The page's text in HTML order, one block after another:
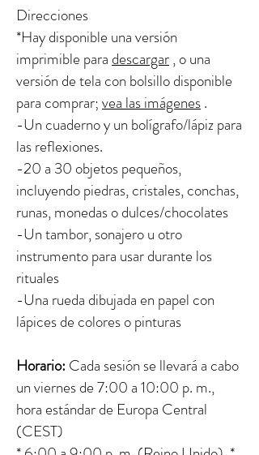
Direcciones
*Hay disponible una versión
imprimible para descargar, o una
versión de tela con bolsillo disponible
para comprar;vea las imágenes.
-Un cuaderno y un bolígrafo/lápiz para
las reflexiones.
-20 a 30 objetos pequeños,
incluyendo piedras, cristales, conchas,
runas, monedas o dulces/chocolates
-Un tambor, sonajero u otro
instrumento para usar durante los
rituales
-Una rueda dibujada en papel con
lápices de colores o pinturas
Horario: Cada sesión se llevará a cabo
un viernes de 7:00 a 10:00 p. m.,
hora estándar de Europa Central
(CEST)